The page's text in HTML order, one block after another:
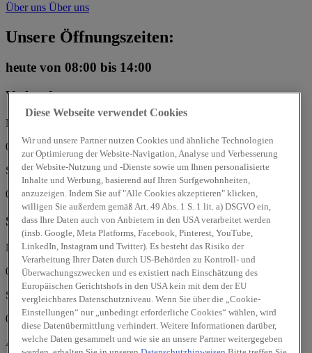
Über uns Über uns
Unsere Öffnungszeiten:
heute von 08:00 bis 14:00
Verkauf
Mo, Di, Mi, Do, Fr:
08:00 - 18:30 Uhr
Sa:
09:00 - 14:00 Uhr
Service
Mo, Di, Mi, Do, Fr:
07:00 - 18:30 Uhr
Sa:
08:00 - 14:00 Uhr
Autohaus Gierten GmbH
Diese Webseite verwendet Cookies
Wir und unsere Partner nutzen Cookies und ähnliche Technologien
zur Optimierung der Website-Navigation, Analyse und Verbesserung
der Website-Nutzung und -Dienste sowie um Ihnen personalisierte
Inhalte und Werbung, basierend auf Ihren Surfgewohnheiten,
anzuzeigen. Indem Sie auf "Alle Cookies akzeptieren" klicken,
willigen Sie außerdem gemäß Art. 49 Abs. 1 S. 1 lit. a) DSGVO ein,
dass Ihre Daten auch von Anbietern in den USA verarbeitet werden
(insb. Google, Meta Platforms, Facebook, Pinterest, YouTube,
LinkedIn, Instagram und Twitter). Es besteht das Risiko der
Verarbeitung Ihrer Daten durch US-Behörden zu Kontroll- und
Überwachungszwecken und es existiert nach Einschätzung des
Europäischen Gerichtshofs in den USA kein mit dem der EU
vergleichbares Datenschutzniveau. Wenn Sie über die „Cookie-
Einstellungen“ nur „unbedingt erforderliche Cookies“ wählen, wird
diese Datenübermittlung verhindert. Weitere Informationen darüber,
welche Daten gesammelt und wie sie an unsere Partner weitergegeben